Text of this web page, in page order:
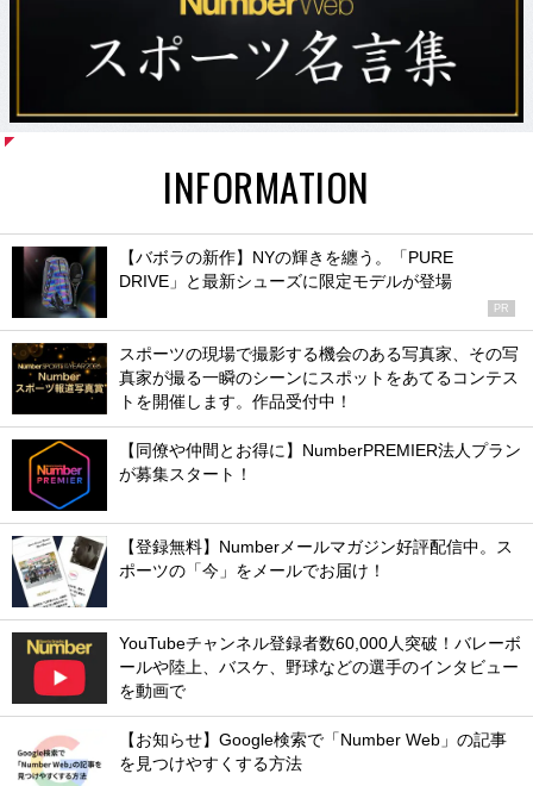
INFORMATION
【バボラの新作】NYの輝きを纏う。「PURE
DRIVE」と最新シューズに限定モデルが登場
PR
スポーツの現場で撮影する機会のある写真家、その写
真家が撮る一瞬のシーンにスポットをあてるコンテス
トを開催します。作品受付中！
【同僚や仲間とお得に】NumberPREMIER法人プラン
が募集スタート！
【登録無料】Numberメールマガジン好評配信中。ス
ポーツの「今」をメールでお届け！
YouTubeチャンネル登録者数60,000人突破！バレーボ
ールや陸上、バスケ、野球などの選手のインタビュー
を動画で
【お知らせ】Google検索で「Number Web」の記事
を見つけやすくする方法